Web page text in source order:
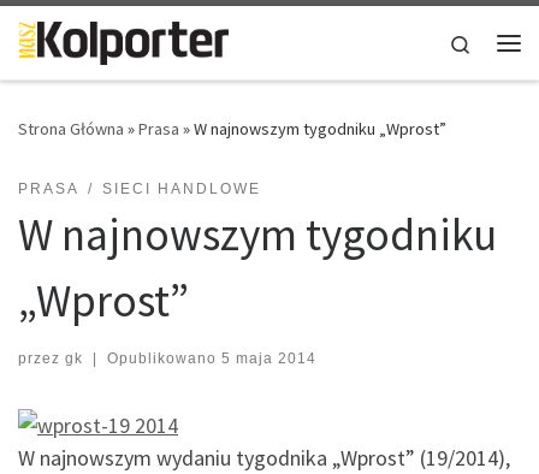
Skip to content
Search
Strona Główna »Prasa »W najnowszym tygodniku „Wprost”
PRASA SIECI HANDLOWE
W najnowszym tygodniku
„Wprost”
przez gk | Opublikowano 5 maja 2014
W najnowszym wydaniu tygodnika „Wprost” (19/2014),